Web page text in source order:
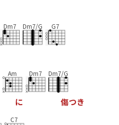
Dm7 Dm7/G G7
Am
に
Dm7 Dm7/G
傷つき
C7